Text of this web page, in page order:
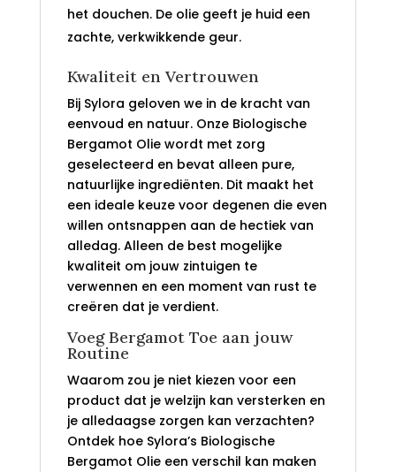
het douchen. De olie geeft je huid een
zachte, verkwikkende geur.
Kwaliteit en Vertrouwen
Bij Sylora geloven we in de kracht van
eenvoud en natuur. Onze Biologische
Bergamot Olie wordt met zorg
geselecteerd en bevat alleen pure,
natuurlijke ingrediënten. Dit maakt het
een ideale keuze voor degenen die even
willen ontsnappen aan de hectiek van
alledag. Alleen de best mogelijke
kwaliteit om jouw zintuigen te
verwennen en een moment van rust te
creëren dat je verdient.
Voeg Bergamot Toe aan jouw
Routine
Waarom zou je niet kiezen voor een
product dat je welzijn kan versterken en
je alledaagse zorgen kan verzachten?
Ontdek hoe Sylora’s Biologische
Bergamot Olie een verschil kan maken